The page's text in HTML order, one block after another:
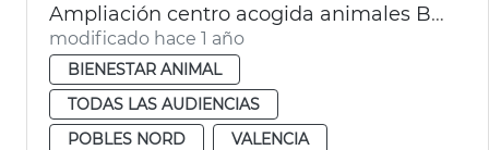
Ampliación centro acogida animales Benimàmet
modificado hace 1 año
BIENESTAR ANIMAL
TODAS LAS AUDIENCIAS
POBLES NORD
VALENCIA